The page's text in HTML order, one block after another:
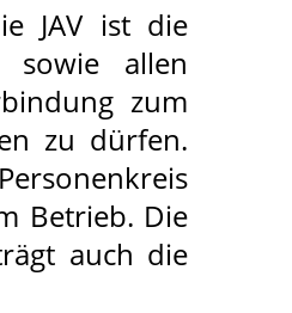
JAV ist die
sowie allen
zum
zu dürfen.
Betrieb. Die
auch die